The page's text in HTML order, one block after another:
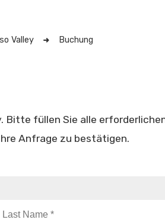
Valley Buchung
Bitte füllen Sie alle
Anfrage zu bestätigen.